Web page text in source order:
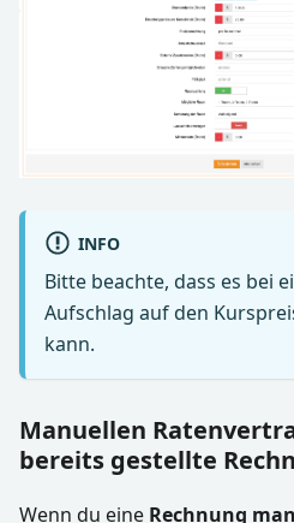
INFO
Bitte beachte, dass es bei
Aufschlag auf den
kann.
Manuellen
bereits gestellte
Wenn du eine Rechnung